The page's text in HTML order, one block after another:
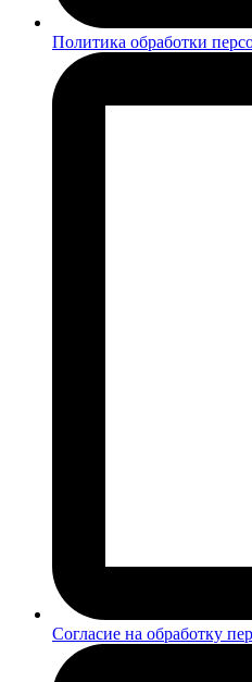
Политика обработки
Согласие на обработку